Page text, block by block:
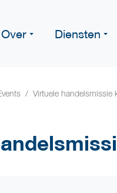
Over Diensten
Virtuele handelsmissie